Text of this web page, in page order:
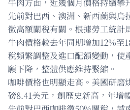
先前對巴西、澳洲、新西蘭與烏
徵高額關稅有關。根據勞工統計
牛肉價格較去年同期增加12%至
稅頻繁調整及進口配額變動，使
願下降，整體供應維持緊縮。
咖啡價格也明顯走高。美國研磨
磅8.41美元，創歷史新高，年增